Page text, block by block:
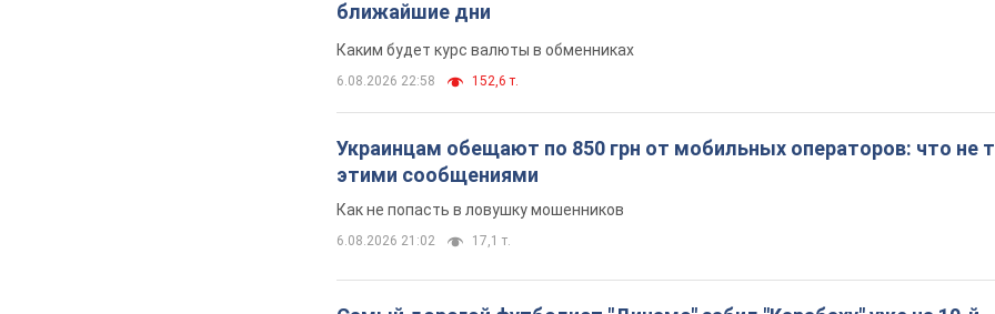
ближайшие дни
Каким будет курс валюты в обменниках
6.08.2026 22:58 152,6 т.
Украинцам обещают по 850 грн от мобильных операторов: что не
этими сообщениями
Как не попасть в ловушку мошенников
6.08.2026 21:02 17,1 т.